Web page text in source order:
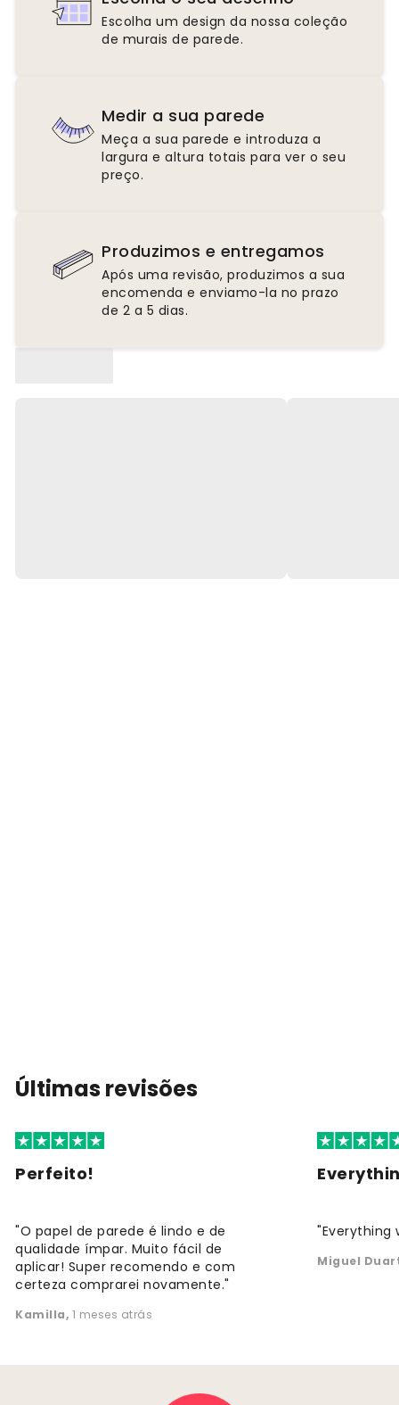
Escolha um design da nossa coleção
de murais de parede.
Medir a sua parede
Meça a sua parede e introduza a
largura e altura totais para ver o seu
preço.
Produzimos e entregamos
Após uma revisão, produzimos a sua
encomenda e enviamo-la no prazo
de 2 a 5 dias.
Últimas revisões
Perfeito!
"O papel de parede é lindo e de
qualidade ímpar. Muito fácil de
aplicar! Super recomendo e com
certeza comprarei novamente."
Kamilla, 1 meses atrás
"Everything
Miguel